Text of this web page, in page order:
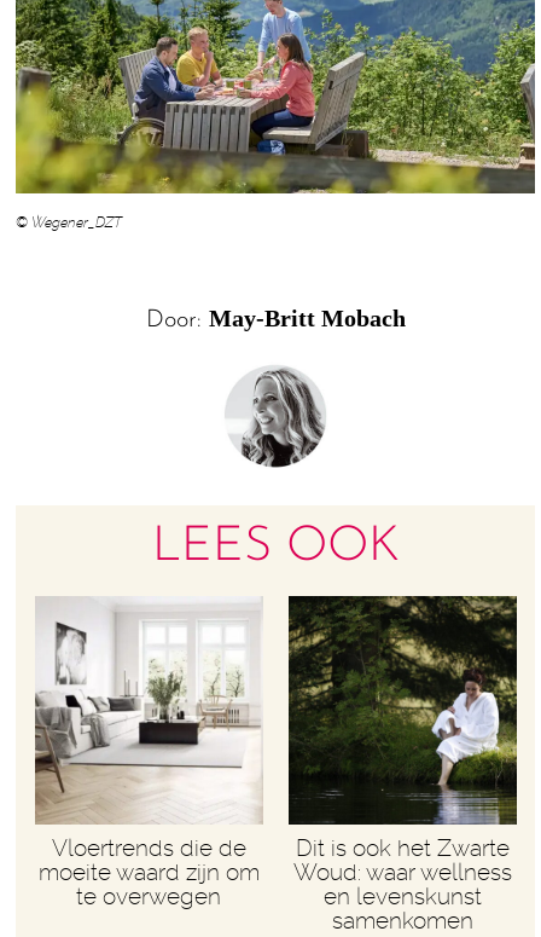
© Wegener_DZT
Door: May-Britt Mobach
LEES OOK
Vloertrends die de
moeite waard zijn om
te overwegen
Dit is ook het Zwarte
Woud: waar wellness
en levenskunst
samenkomen